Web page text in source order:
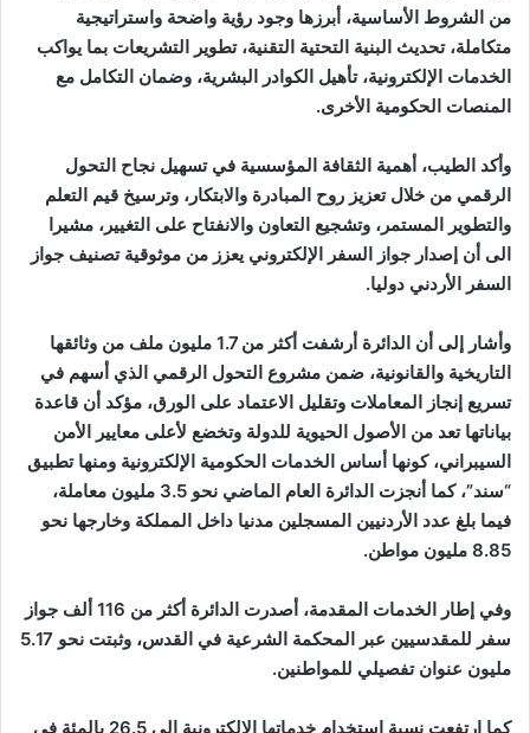
من الشروط الأساسية، أبرزها وجود رؤية واضحة واستراتيجية
متكاملة، تحديث البنية التحتية التقنية، تطوير التشريعات بما يواكب
الخدمات الإلكترونية، تأهيل الكوادر البشرية، وضمان التكامل مع
المنصات الحكومية الأخرى.
وأكد الطيب، أهمية الثقافة المؤسسية في تسهيل نجاح التحول
الرقمي من خلال تعزيز روح المبادرة والابتكار، وترسيخ قيم التعلم
والتطوير المستمر، وتشجيع التعاون والانفتاح على التغيير، مشيرا
الى أن إصدار جواز السفر الإلكتروني يعزز من موثوقية تصنيف جواز
السفر الأردني دوليا.
وأشار إلى أن الدائرة أرشفت أكثر من 1.7 مليون ملف من وثائقها
التاريخية والقانونية، ضمن مشروع التحول الرقمي الذي أسهم في
تسريع إنجاز المعاملات وتقليل الاعتماد على الورق، مؤكد أن قاعدة
بياناتها تعد من الأصول الحيوية للدولة وتخضع لأعلى معايير الأمن
السيبراني، كونها أساس الخدمات الحكومية الإلكترونية ومنها تطبيق
“سند”، كما أنجزت الدائرة العام الماضي نحو 3.5 مليون معاملة،
فيما بلغ عدد الأردنيين المسجلين مدنيا داخل المملكة وخارجها نحو
8.85 مليون مواطن.
وفي إطار الخدمات المقدمة، أصدرت الدائرة أكثر من 116 ألف جواز
سفر للمقدسيين عبر المحكمة الشرعية في القدس، وثبتت نحو 5.17
مليون عنوان تفصيلي للمواطنين.
كما ارتفعت نسبة استخدام خدماتها الإلكترونية إلى 26.5 بالمئة في